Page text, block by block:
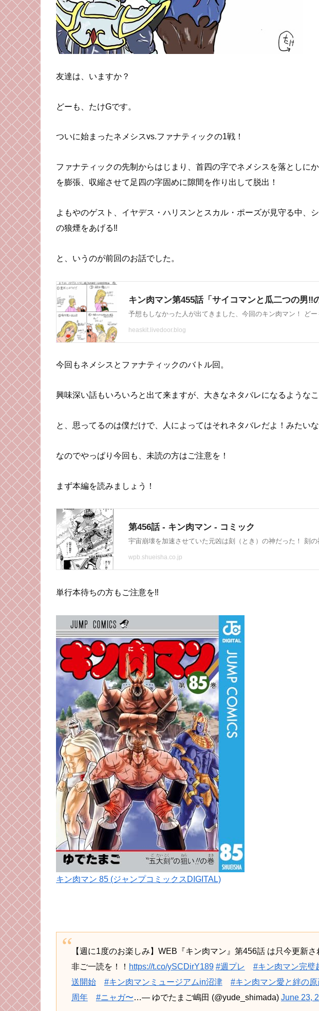
友達は、いますか？
どーも、たけGです。
ついに始まったネメシスvs.ファナティックの1戦！
ファナティックの先制からはじまり、首四の字でネメシスを落としに
を膨張、収縮させて足四の字固めに隙間を作り出して脱出！
よもやのゲスト、イヤデス・ハリスンとスカル・ポーズが見守る中、
の狼煙をあげる‼︎
と、いうのが前回のお話でした。
今回もネメシスとファナティックのバトル回。
興味深い話もいろいろと出て来ますが、大きなネタバレになるような
と、思ってるのは僕だけで、人によってはそれネタバレだよ！みたいな
なのでやっぱり今回も、未読の方はご注意を！
まず本編を読みましょう！
単行本待ちの方もご注意を‼︎
キン肉マン 85 (ジャンプコミックスDIGITAL)
【週に1度のお楽しみ】WEB『キン肉マン』第456話 は只今更新
非ご一読を！！ https://t.co/ySCDirY189 #週プレ
#キン肉マン完璧
送開始
#キン肉マンミュージアムin沼津 #キン肉マン愛と絆の原
周年
#ニャガ〜…— ゆでたまご嶋田 (@yude_shimada) June 23,